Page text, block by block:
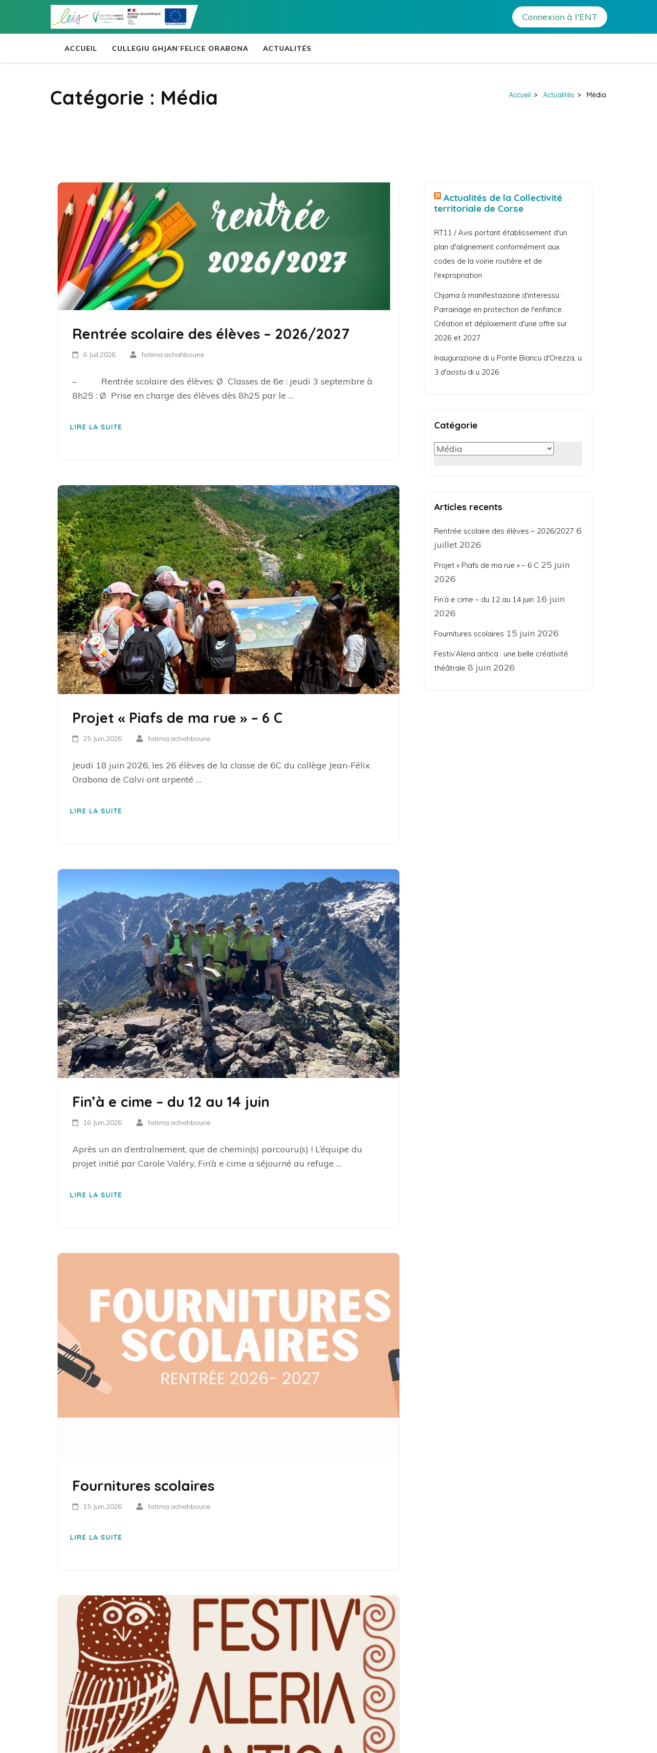
contenu
Entrée)
Collège Jean-Félix Orabona – CalviConnexion à l'ENT
ACCUEIL CULLEGIU GHJAN’FELICE ORABONA ACTUALITÉS
Catégorie : Média Accueil > Actualités > Média
Rentrée scolaire des élèves – 2026/2027
6 Juil,2026 fatima.achahboune
– Rentrée scolaire des élèves: Ø Classes de 6e : jeudi 3 septembre à
8h25 : Ø Prise en charge des élèves dès 8h25 par le …
LIRE LA SUITE
Projet « Piafs de ma rue » – 6 C
25 Juin,2026 fatima.achahboune
Jeudi 18 juin 2026, les 26 élèves de la classe de 6C du collège Jean-Félix
Orabona de Calvi ont arpenté …
LIRE LA SUITE
Fin’à e cime – du 12 au 14 juin
16 Juin,2026 fatima.achahboune
Après un an d’entraînement, que de chemin(s) parcouru(s) ! L’équipe du
projet initié par Carole Valéry, Fin’à e cime a séjourné au refuge …
LIRE LA SUITE
Fournitures scolaires
15 Juin,2026 fatima.achahboune
LIRE LA SUITE
Actualités de la Collectivité
territoriale de Corse
RT11 / Avis portant établissement d'un
plan d'alignement conformément aux
codes de la voirie routière et de
l'expropriation
Chjama à manifestazione d'interessu :
Parrainage en protection de l'enfance.
Création et déploiement d'une offre sur
2026 et 2027
Inaugurazione di u Ponte Biancu d'Orezza, u
3 d'aostu di u 2026
Catégorie
Catégorie
Articles recents
Rentrée scolaire des élèves – 2026/2027 6
juillet 2026
Projet « Piafs de ma rue » – 6 C 25 juin
2026
Fin’à e cime – du 12 au 14 juin 16 juin
2026
Fournitures scolaires 15 juin 2026
Festiv’Aleria antica : une belle créativité
théâtrale 8 juin 2026